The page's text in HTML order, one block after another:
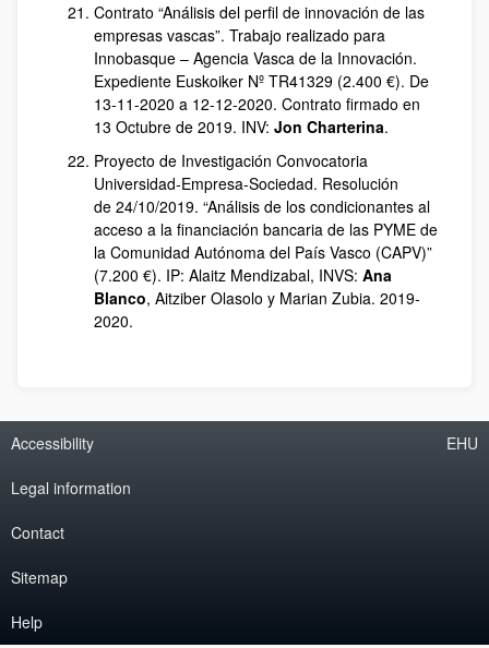
Contrato “Análisis del perfil de innovación de las
empresas vascas”. Trabajo realizado para
Innobasque – Agencia Vasca de la Innovación.
Expediente Euskoiker Nº TR41329 (2.400 €). De
13-11-2020 a 12-12-2020. Contrato firmado en
13 Octubre de 2019. INV: Jon Charterina.
Proyecto de Investigación Convocatoria
Universidad‐Empresa‐Sociedad. Resolución
de 24/10/2019. “Análisis de los condicionantes al
acceso a la financiación bancaria de las PYME de
la Comunidad Autónoma del País Vasco (CAPV)”
(7.200 €). IP: Alaitz Mendizabal, INVS: Ana
Blanco, Aitziber Olasolo y Marian Zubia. 2019‐
2020.
Accessibility
Legal information
Contact
Sitemap
Help
EHU